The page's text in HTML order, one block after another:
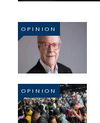
OPINION
OPINION